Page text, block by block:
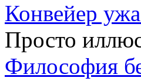
Конвейер
Просто
Философия